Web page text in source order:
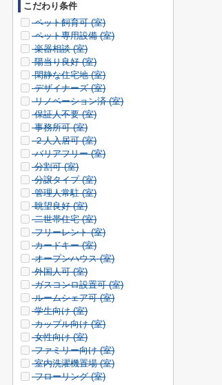
こだわり条件
ペット飼育可 (室)
ペット専用設備 (室)
楽器相談 (室)
陽当り良好 (室)
閑静な住宅地 (室)
デザイナーズ (室)
リノベーション済 (室)
保証人不要 (室)
事務所可 (室)
２人入居可 (室)
バリアフリー (室)
分割可 (室)
分譲タイプ (室)
管理人常駐 (室)
眺望良好 (室)
二世帯住宅 (室)
フリーレント (室)
カードキー (室)
オープンハウス (室)
外国人可 (室)
ガスコンロ設置可 (室)
ルームシェア可 (室)
学生向け (室)
カップル向け (室)
女性向け (室)
ファミリー向け (室)
室内洗濯機置場 (室)
フローリング (室)